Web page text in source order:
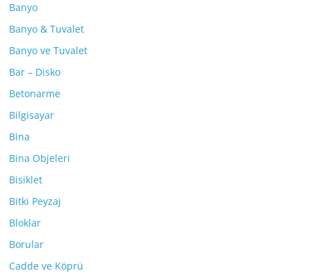
Banyo
Banyo & Tuvalet
Banyo ve Tuvalet
Bar – Disko
Betonarme
Bilgisayar
Bina
Bina Objeleri
Bisiklet
Bitki Peyzaj
Bloklar
Borular
Cadde ve Köprü